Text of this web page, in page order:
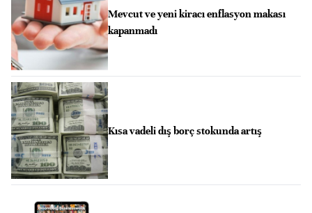
Mevcut ve yeni kiracı enflasyon makası
kapanmadı
Kısa vadeli dış borç stokunda artış